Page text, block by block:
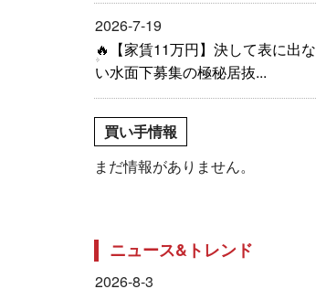
2026-7-19
🔥【家賃11万円】決して表に出な
い水面下募集の極秘居抜...
買い手情報
まだ情報がありません。
ニュース&トレンド
2026-8-3